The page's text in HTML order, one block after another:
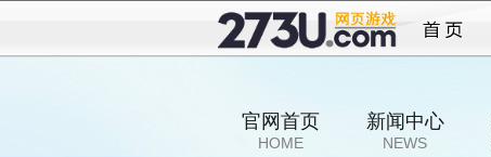
官网首页
HOME
新闻中心
NEWS